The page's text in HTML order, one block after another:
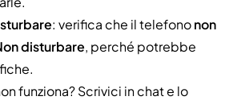
: verifica che il telefononon
disturbare, perché potrebbe
funziona? Scrivici in chat e lo